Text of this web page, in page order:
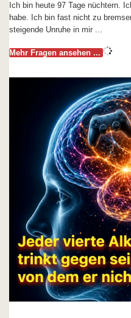
Ich bin heute 97 Tage nüchtern.
habe. Ich bin fast nicht zu
steigende Unruhe in mir ...
Mehr Fragen ansehen ...